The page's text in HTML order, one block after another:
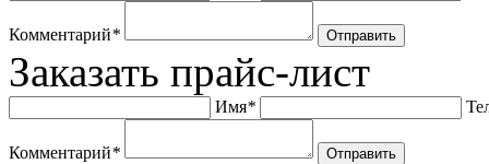
Комментарий* Отправить
Заказать прайс-лист
Имя*
Комментарий* Отправить